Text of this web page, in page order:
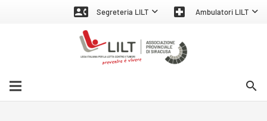
contact_phone Segreteria LILT local_hospital Ambulatori LILT
search